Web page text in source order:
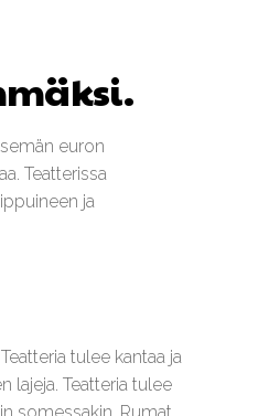
euron
Teatterissa
ja
tulee kantaa ja
lajeja. Teatteria tulee